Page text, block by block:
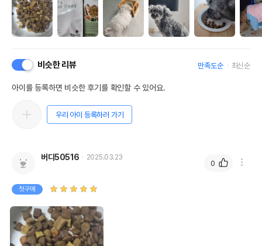
비슷한 리뷰 만족도순 최신순
아이를 등록하면 비슷한 후기를 확인할 수 있어요.
우리 아이 등록하러 가기
버디50516 2025.03.23
첫구매
0